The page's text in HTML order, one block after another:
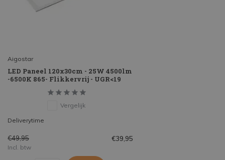
Aigostar
LED Paneel 120x30cm - 25W 4500lm
-6500K 865- Flikkervrij - UGR<19
Vergelijk
Deliverytime
€49,95 €39,95
Incl. btw